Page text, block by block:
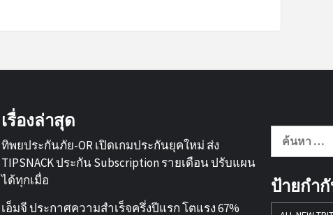
เรื่องล่าสุด
ทิพยประกันภัย-OR เปิดเกมประกันยุคใหม่ ส่ง
TIPSNACK ประกัน Subscription รายเดือน ปรับแผน
ได้ทุกเมื่อ
เอ็มจี ประกาศความสำเร็จครึ่งปีแรก โตแรง 67%
ค้นหา
สำหรับ:
ป้ายกำ